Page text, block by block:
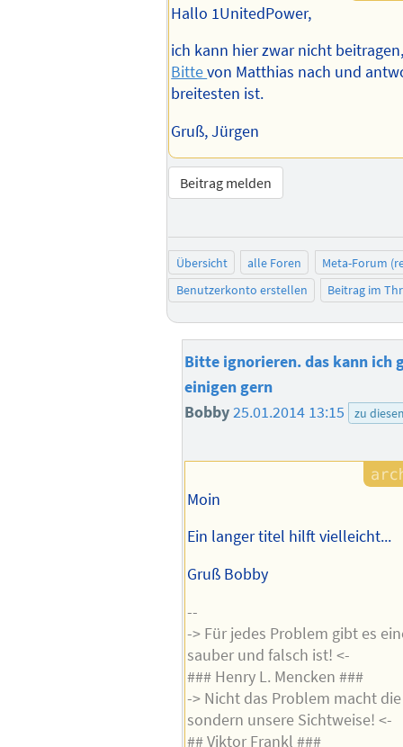
Hallo 1UnitedPower,
ich kann hier zwar nicht
Bittevon Matthias nach und
breitesten ist.
Gruß, Jürgen
Beitrag melden
Übersicht alle Foren
Meta-Forum
Benutzerkonto erstellen
Beitrag im
Bitte ignorieren. das kann ich
einigen gern
Bobby25.01.2014 13:15 zu
Moin
Ein langer titel hilft vielleicht...
Gruß Bobby
--
-> Für jedes Problem gibt es
sauber und falsch ist! <-
### Henry L. Mencken ###
-> Nicht das Problem macht
sondern unsere Sichtweise! <-
## Viktor Frankl ###